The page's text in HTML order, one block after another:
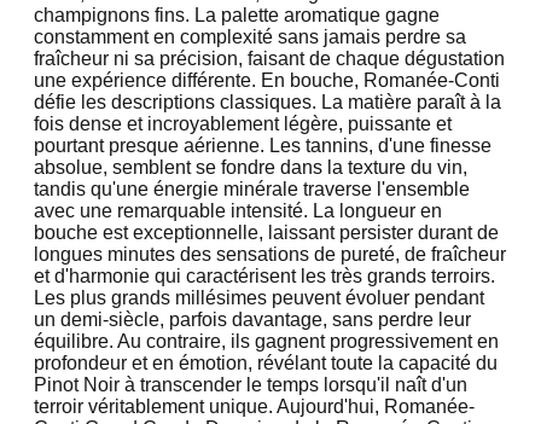
champignons fins. La palette aromatique gagne
constamment en complexité sans jamais perdre sa
fraîcheur ni sa précision, faisant de chaque dégustation
une expérience différente. En bouche, Romanée-Conti
défie les descriptions classiques. La matière paraît à la
fois dense et incroyablement légère, puissante et
pourtant presque aérienne. Les tannins, d'une finesse
absolue, semblent se fondre dans la texture du vin,
tandis qu'une énergie minérale traverse l'ensemble
avec une remarquable intensité. La longueur en
bouche est exceptionnelle, laissant persister durant de
longues minutes des sensations de pureté, de fraîcheur
et d'harmonie qui caractérisent les très grands terroirs.
Les plus grands millésimes peuvent évoluer pendant
un demi-siècle, parfois davantage, sans perdre leur
équilibre. Au contraire, ils gagnent progressivement en
profondeur et en émotion, révélant toute la capacité du
Pinot Noir à transcender le temps lorsqu'il naît d'un
terroir véritablement unique. Aujourd'hui, Romanée-